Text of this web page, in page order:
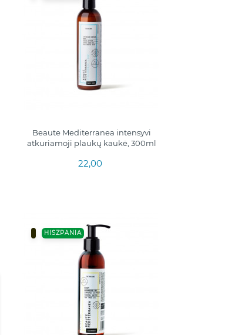
Beaute Mediterranea intensyvi
atkuriamoji plaukų kaukė, 300ml
22,00
HISZPANIA